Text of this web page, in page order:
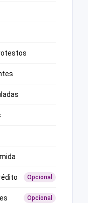
Opcional
Opcional